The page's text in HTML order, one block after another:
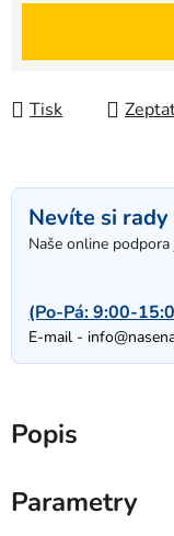
Tisk
Nevíte si
Naše online
(Po-Pá: 9:00-
E-mail -
Popis
Parametry